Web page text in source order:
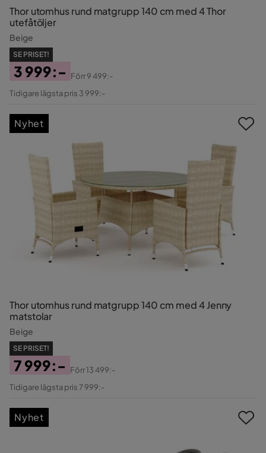
Thor utomhus rund matgrupp 140 cm med 4 Thor
utefåtöljer
Beige
SE PRISET!
Pris
3 999:-
Original
Förr9 499:-
Tidigare lägsta pris 3 999:-
Thor utomhus rund matgrupp 140 cm med 4 Jenny
matstolar
Beige
SE PRISET!
Pris
7 999:-
Original
Förr13 499:-
Tidigare lägsta pris 7 999:-
Nyhet
Nyhet